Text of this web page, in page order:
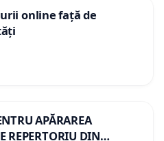
online față de
APĂRAREA
REPERTORIU DIN